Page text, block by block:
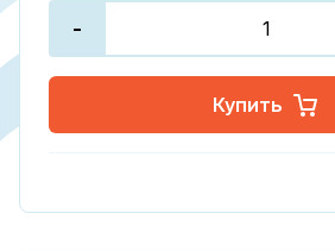
-
Купить